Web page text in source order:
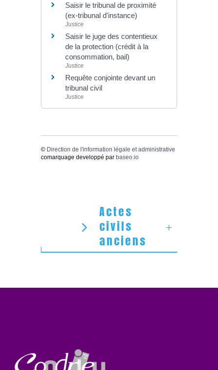
Saisir le tribunal de proximité
(ex-tribunal d'instance)
Justice
Saisir le juge des contentieux
de la protection (crédit à la
consommation, bail)
Justice
Requête conjointe devant un
tribunal civil
Justice
© Direction de l'information légale et administrative
comarquage developpé par baseo.io
Actes
civils
anciens